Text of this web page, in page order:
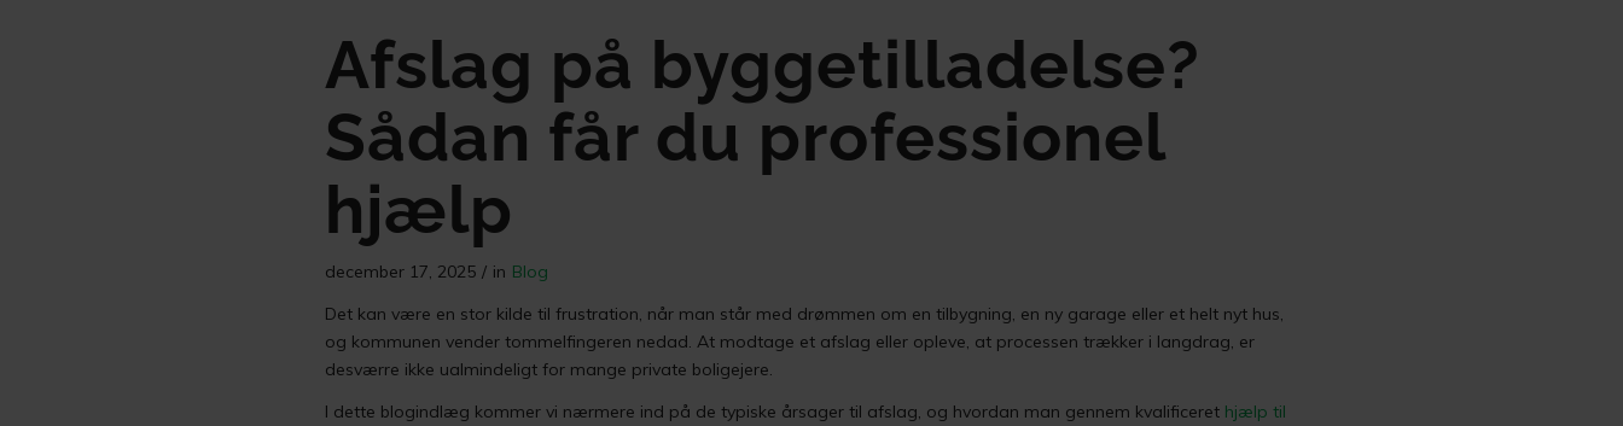
Afslag på byggetilladelse?
Sådan får du professionel
hjælp
december 17, 2025 / in Blog
Det kan være en stor kilde til frustration, når man står med drømmen om en tilbygning, en ny garage eller et helt nyt hus,
og kommunen vender tommelfingeren nedad. At modtage et afslag eller opleve, at processen trækker i langdrag, er
desværre ikke ualmindeligt for mange private boligejere.
I dette blogindlæg kommer vi nærmere ind på de typiske årsager til afslag, og hvordan man gennem kvalificeret hjælp til